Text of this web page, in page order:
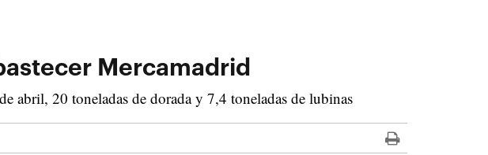
Mercamadrid
abril, 20 toneladas de dorada y 7,4 toneladas de lubinas